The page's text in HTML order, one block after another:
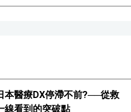
本醫療DX停滯不前?──從救
線看到的突破點